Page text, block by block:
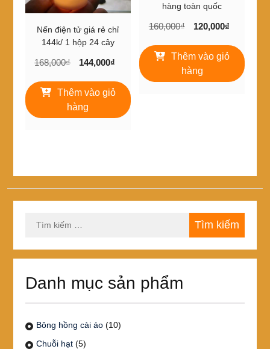
Nến điện tử giá rẻ chỉ
144k/ 1 hộp 24 cây
168,000₫
Giá
là:
168,000₫.
144,000₫
tại
144,000₫.
Thêm vào giỏ
hàng
hàng toàn quốc
160,000₫
Giá
là:
160,000₫.
120,000₫
tại
Thêm vào giỏ
hàng
kiếm
Danh mục sản phẩm
Bông hồng cài áo (10)
Chuỗi hạt (5)